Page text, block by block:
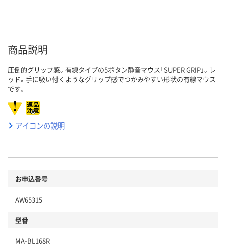
商品説明
圧倒的グリップ感。有線タイプの5ボタン静音マウス「SUPER GRIP」。レ
ッド。手に吸い付くようなグリップ感でつかみやすい形状の有線マウス
です。
アイコンの説明
お申込番号
AW65315
型番
MA-BL168R